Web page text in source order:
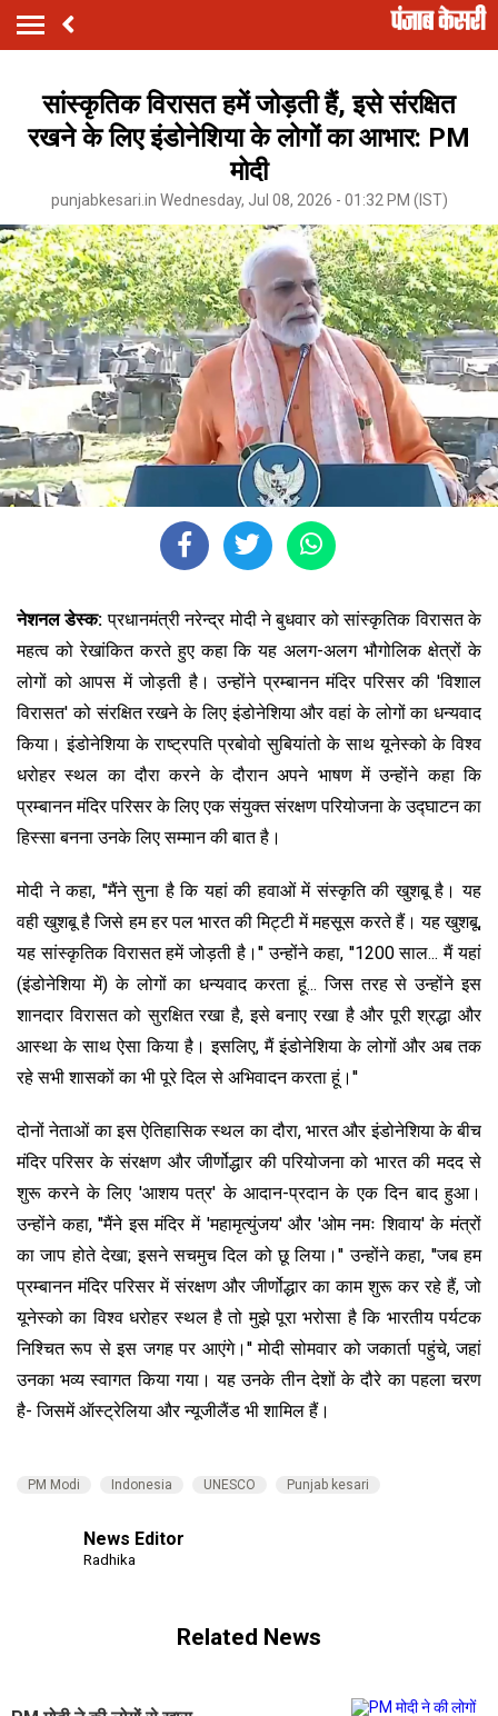
सांस्कृतिक विरासत हमें जोड़ती हैं, इसे संरक्षित
रखने के लिए इंडोनेशिया के लोगों का आभार: PM
मोदी
punjabkesari.in Wednesday, Jul 08, 2026 - 01:32 PM (IST)
नेशनल डेस्क:प्रधानमंत्री नरेन्द्र मोदी ने बुधवार को सांस्कृतिक विरासत के
महत्व को रेखांकित करते हुए कहा कि यह अलग-अलग भौगोलिक क्षेत्रों के
लोगों को आपस में जोड़ती है। उन्होंने प्रम्बानन मंदिर परिसर की 'विशाल
विरासत' को संरक्षित रखने के लिए इंडोनेशिया और वहां के लोगों का धन्यवाद
किया। इंडोनेशिया के राष्ट्रपति प्रबोवो सुबियांतो के साथ यूनेस्को के विश्व
धरोहर स्थल का दौरा करने के दौरान अपने भाषण में उन्होंने कहा कि
प्रम्बानन मंदिर परिसर के लिए एक संयुक्त संरक्षण परियोजना के उद्घाटन का
हिस्सा बनना उनके लिए सम्मान की बात है।
मोदी ने कहा, ''मैंने सुना है कि यहां की हवाओं में संस्कृति की खुशबू है। यह
वही खुशबू है जिसे हम हर पल भारत की मिट्टी में महसूस करते हैं। यह खुशबू,
यह सांस्कृतिक विरासत हमें जोड़ती है।'' उन्होंने कहा, ''1200 साल... मैं यहां
(इंडोनेशिया में) के लोगों का धन्यवाद करता हूं... जिस तरह से उन्होंने इस
शानदार विरासत को सुरक्षित रखा है, इसे बनाए रखा है और पूरी श्रद्धा और
आस्था के साथ ऐसा किया है। इसलिए, मैं इंडोनेशिया के लोगों और अब तक
रहे सभी शासकों का भी पूरे दिल से अभिवादन करता हूं।''
दोनों नेताओं का इस ऐतिहासिक स्थल का दौरा, भारत और इंडोनेशिया के बीच
मंदिर परिसर के संरक्षण और जीर्णोद्धार की परियोजना को भारत की मदद से
शुरू करने के लिए 'आशय पत्र' के आदान-प्रदान के एक दिन बाद हुआ।
उन्होंने कहा, ''मैंने इस मंदिर में 'महामृत्युंजय' और 'ओम नमः शिवाय' के मंत्रों
का जाप होते देखा; इसने सचमुच दिल को छू लिया।'' उन्होंने कहा, ''जब हम
प्रम्बानन मंदिर परिसर में संरक्षण और जीर्णोद्धार का काम शुरू कर रहे हैं, जो
यूनेस्को का विश्व धरोहर स्थल है तो मुझे पूरा भरोसा है कि भारतीय पर्यटक
निश्चित रूप से इस जगह पर आएंगे।'' मोदी सोमवार को जकार्ता पहुंचे, जहां
उनका भव्य स्वागत किया गया। यह उनके तीन देशों के दौरे का पहला चरण
है- जिसमें ऑस्ट्रेलिया और न्यूजीलैंड भी शामिल हैं।
PM Modi Indonesia UNESCO Punjab kesari
News Editor
Radhika
Related News